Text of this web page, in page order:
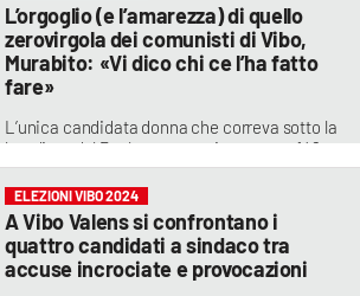
L’orgoglio (e l’amarezza) di quello
zerovirgola dei comunisti di Vibo,
Murabito: «Vi dico chi ce l’ha fatto
fare»
L’unica candidata donna che correva sotto la
bandiera del Prc ha conseguito appena 148
voti, pari allo 0,81%: «Abbiamo partecipato
con l’obiettivo di denunciare un sistema che
impedisce il voto libero. Ma anche tra le nostre
file c’è chi si è adeguato»
ELEZIONI VIBO 2024
A Vibo Valens si confrontano i
quattro candidati a sindaco tra
accuse incrociate e provocazioni